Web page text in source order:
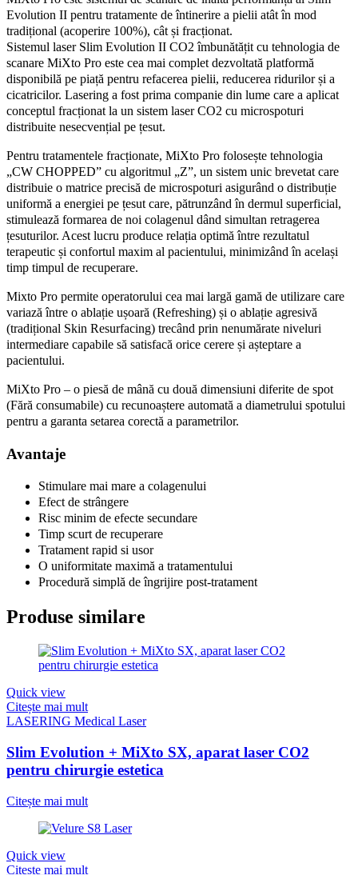
Evolution II pentru tratamente de întinerire a pielii atât în mod
tradițional (acoperire 100%), cât și fracționat.
Sistemul laser Slim Evolution II CO2 îmbunătățit cu tehnologia de
scanare MiXto Pro este cea mai complet dezvoltată platformă
disponibilă pe piață pentru refacerea pielii, reducerea ridurilor și a
cicatricilor. Lasering a fost prima companie din lume care a aplicat
conceptul fracționat la un sistem laser CO2 cu microspoturi
distribuite nesecvențial pe țesut.
Pentru tratamentele fracționate, MiXto Pro folosește tehnologia
„CW CHOPPED” cu algoritmul „Z”, un sistem unic brevetat care
distribuie o matrice precisă de microspoturi asigurând o distribuție
uniformă a energiei pe țesut care, pătrunzând în dermul superficial,
stimulează formarea de noi colagenul dând simultan retragerea
țesuturilor. Acest lucru produce relația optimă între rezultatul
terapeutic și confortul maxim al pacientului, minimizând în același
timp timpul de recuperare.
Mixto Pro permite operatorului cea mai largă gamă de utilizare care
variază între o ablație ușoară (Refreshing) și o ablație agresivă
(tradițional Skin Resurfacing) trecând prin nenumărate niveluri
intermediare capabile să satisfacă orice cerere și așteptare a
pacientului.
MiXto Pro – o piesă de mână cu două dimensiuni diferite de spot
(Fără consumabile) cu recunoaștere automată a diametrului spotului
pentru a garanta setarea corectă a parametrilor.
Avantaje
Stimulare mai mare a colagenului
Efect de strângere
Risc minim de efecte secundare
Timp scurt de recuperare
Tratament rapid si usor
O uniformitate maximă a tratamentului
Procedură simplă de îngrijire post-tratament
Produse similare
Quick view
Citește mai mult
LASERING Medical Laser
Slim Evolution + MiXto SX, aparat laser CO2
pentru chirurgie estetica
Citește mai mult
Quick view
Citește mai mult